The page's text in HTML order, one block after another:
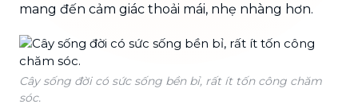
mang đến cảm giác thoải mái, nhẹ nhàng hơn.
Cây sống đời có sức sống bền bỉ, rất ít tốn công chăm
sóc.